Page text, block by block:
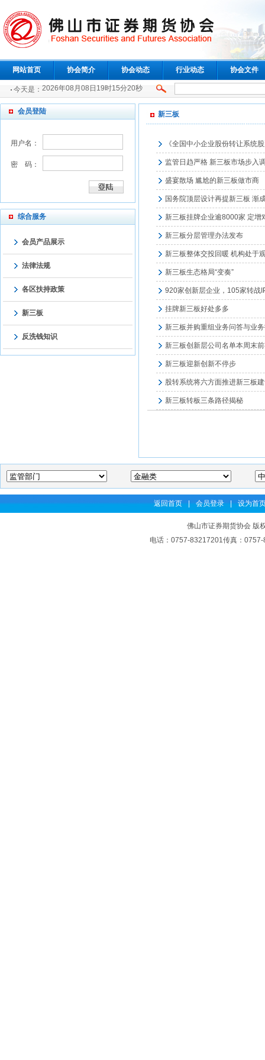
网站首页 协会简介 协会动态 行业动态 协会文件
今天是： 2026年08月08日19时15分20秒
会员登陆
用户名：
密 码：
综合服务
会员产品展示
法律法规
各区扶持政策
新三板
反洗钱知识
新三板
《全国中小企业股份转让系统
监管日趋严格 新三板市场步入
盛宴散场 尴尬的新三板做市商
国务院顶层设计再提新三板 渐
新三板挂牌企业逾8000家 定增
新三板分层管理办法发布
新三板整体交投回暖 机构处于
新三板生态格局“变奏”
920家创新层企业，105家转战
挂牌新三板好处多多
新三板并购重组业务问答与业
新三板创新层公司名单本周末
新三板迎新创新不停步
股转系统将六方面推进新三板
新三板转板三条路径揭秘
返回首页 | 会员登录 | 设为首
佛山市证券期货协会 版
电话：0757-83217201传真：